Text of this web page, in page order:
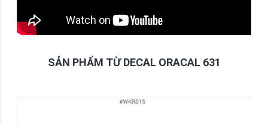
SẢN PHẨM TỪ DECAL ORACAL 631